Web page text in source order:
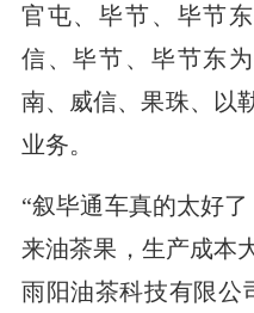
官屯、毕节、毕节
信、毕节、毕节东
南、威信、果珠、以
业务。
“叙毕通车真的太好
来油茶果，生产成本
雨阳油茶科技有限公